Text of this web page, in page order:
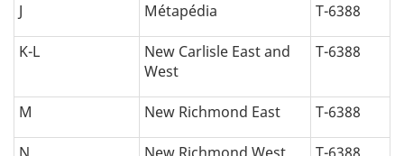
J Métapédia T-6388
K-L
New Carlisle East and
West
T-6388
M New Richmond East T-6388